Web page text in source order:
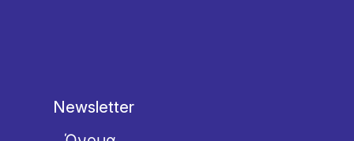
Newsletter